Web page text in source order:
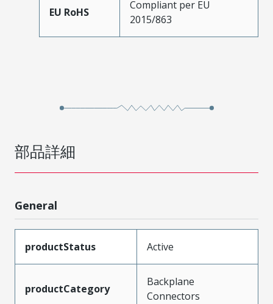
EU RoHS
Compliant per EU
2015/863
部品詳細
General
productStatus Active
productCategory
Backplane
Connectors